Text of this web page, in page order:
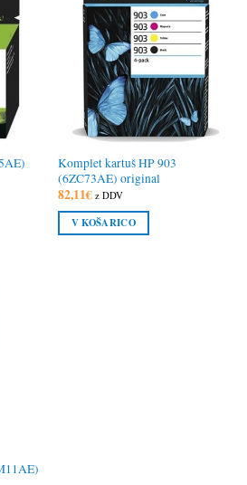
Komplet kartuš HP 903
(6ZC73AE) original
82,11€ z DDV
V KOŠARICO